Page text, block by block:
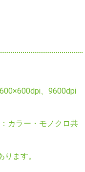
、9600dpi
カラー・モノクロ共
ます。